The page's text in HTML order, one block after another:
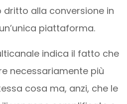
alla conversione in
piattaforma.
indica il fatto che
necessariamente più
cosa ma, anzi, che le